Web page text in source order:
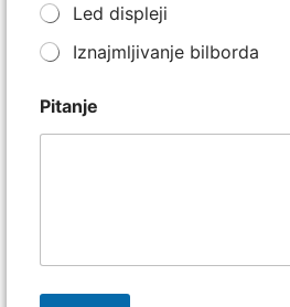
Led displeji
Iznajmljivanje bilborda
Pitanje